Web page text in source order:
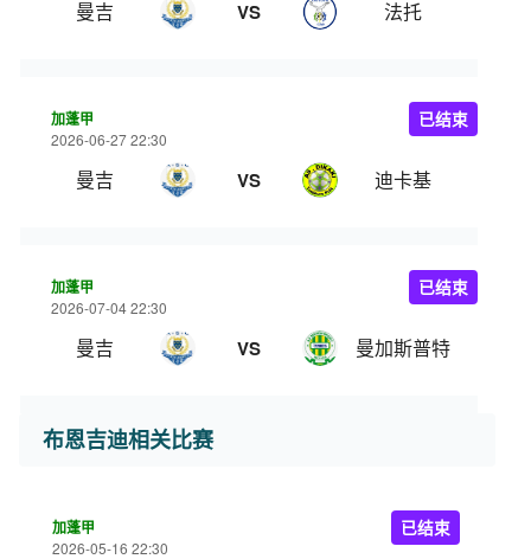
曼吉 VS 法托
加蓬甲
2026-06-27 22:30
曼吉 VS 迪卡基
已结束
加蓬甲
2026-07-04 22:30
曼吉 VS 曼加斯普特
已结束
布恩吉迪相关比赛
加蓬甲
2026-05-16 22:30
已结束